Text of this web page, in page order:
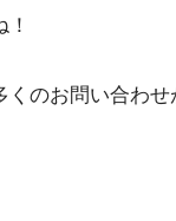
のお問い合わせ